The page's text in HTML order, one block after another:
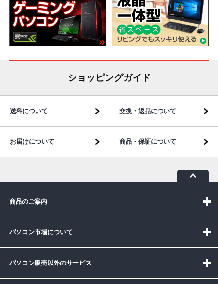
ショッピングガイド
送料について 交換・返品について
お届けについて 商品・保証について
商品のご案内
パソコン市場について
パソコン販売以外のサービス